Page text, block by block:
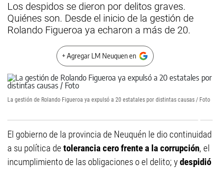
Los despidos se dieron por delitos graves.
Quiénes son. Desde el inicio de la gestión de
Rolando Figueroa ya echaron a más de 20.
+ Agregar LM Neuquen en
La gestión de Rolando Figueroa ya expulsó a 20 estatales por distintas causas / Foto
El gobierno de la provincia de Neuquén le dio continuidad
a su política de tolerancia cero frente a la corrupción, el
incumplimiento de las obligaciones o el delito; ydespidió